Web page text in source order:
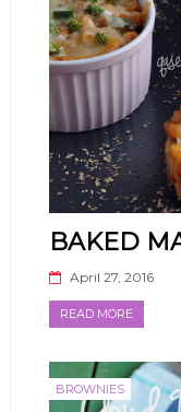
BAKED
April 27, 2016
READ MORE
BROWNIES